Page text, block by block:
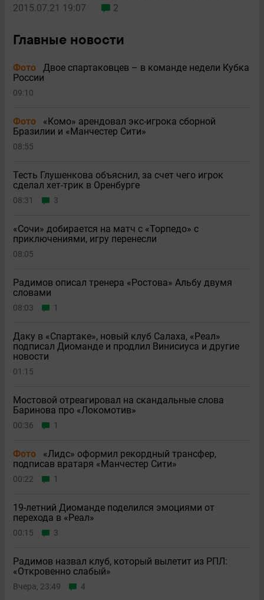
2015.07.21 19:07
2
Главные новости
Фото
Двое спартаковцев – в команде недели Кубка
России
09:10
Фото
«Комо» арендовал экс-игрока сборной
Бразилии и «Манчестер Сити»
08:55
Тесть Глушенкова объяснил, за счет чего игрок
сделал хет-трик в Оренбурге
08:31 3
«Сочи» добирается на матч с «Торпедо» с
приключениями, игру перенесли
08:05
Радимов описал тренера «Ростова» Альбу двумя
словами
08:03 1
Даку в «Спартаке», новый клуб Салаха, «Реал»
подписал Диоманде и продлил Винисиуса и другие
новости
01:15
Мостовой отреагировал на скандальные слова
Баринова про «Локомотив»
00:36 1
Фото
«Лидс» оформил рекордный трансфер,
подписав вратаря «Манчестер Сити»
00:22 1
19-летний Диоманде поделился эмоциями от
перехода в «Реал»
00:15 3
Радимов назвал клуб, который вылетит из РПЛ:
«Откровенно слабый»
Вчера, 23:49 4